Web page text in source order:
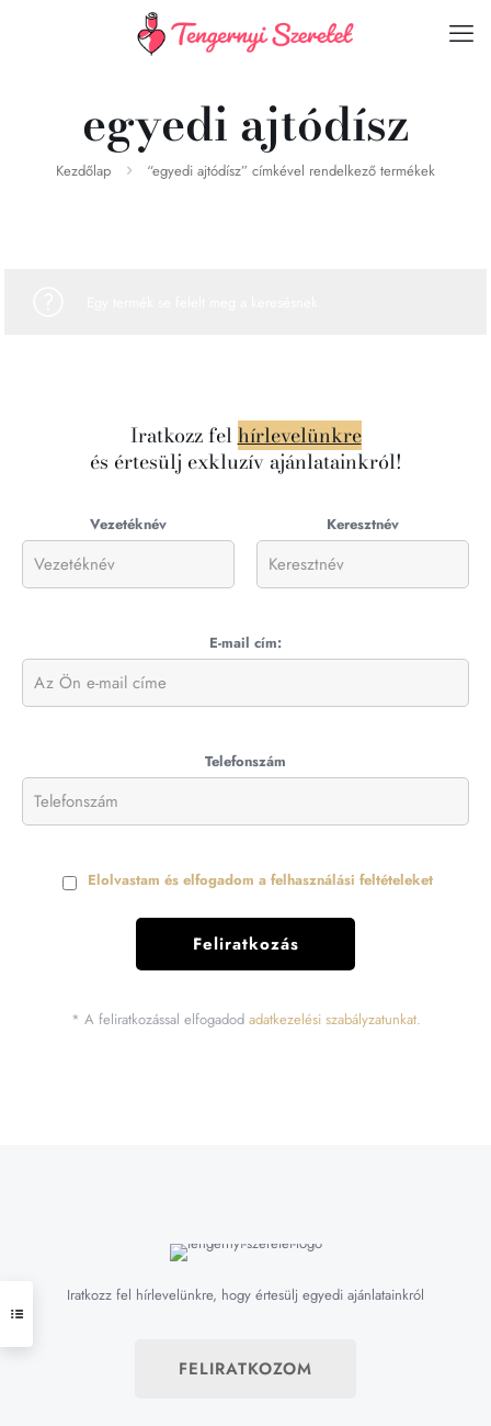
egyedi ajtódísz
Kezdőlap “egyedi ajtódísz” címkével rendelkező termékek
Iratkozz felhírlevelünkre
és értesülj exkluzív ajánlatainkról!
Vezetéknév Keresztnév
E-mail cím:
Telefonszám
Elolvastam és elfogadom a felhasználási feltételeket
* A feliratkozással elfogadod adatkezelési szabályzatunkat.
Iratkozz fel hírlevelünkre, hogy értesülj egyedi ajánlatainkról
FELIRATKOZOM